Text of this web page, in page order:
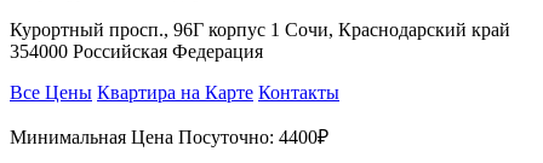
Курортный просп., 96Г корпус 1 Сочи, Краснодарский край
354000 Российская Федерация
Все Цены Квартира на Карте Контакты
Минимальная Цена Посуточно: 4400₽